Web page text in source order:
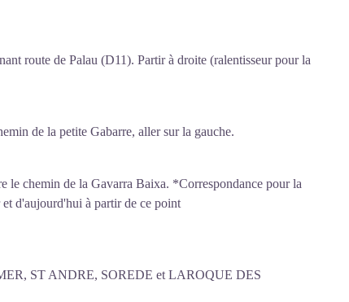
route de Palau (D11). Partir à droite (ralentisseur pour la
de la petite Gabarre, aller sur la gauche.
le chemin de la Gavarra Baixa. *Correspondance pour la
d'aujourd'hui à partir de ce point
ST ANDRE, SOREDE et LAROQUE DES